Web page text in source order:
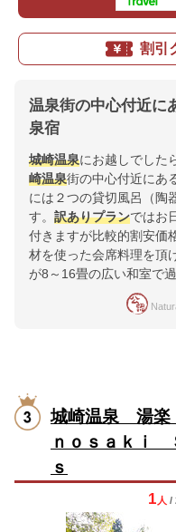
割引
温泉街の中心付近に
泉宿
城崎温泉にお越しでした
崎温泉街の中心付近にあ
には２つの貸切風呂（陶
す。 訳ありプランではお
付きますが比較的割安価
材を使った会席料理を頂
が8～16畳の広い和室で過
城崎温泉 湯
ｎｏｓａｋｉ
ｓ
1 人 /